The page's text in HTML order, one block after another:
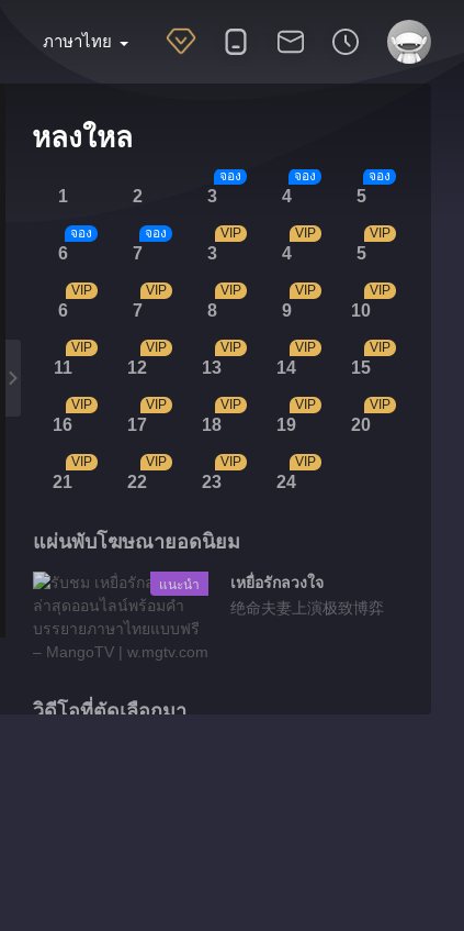
ภาษาไทย
หลงใหล
1 2 3
จอง
4
จอง
5
จอง
6
จอง
7
จอง
3
VIP
4
VIP
5
VIP
6
VIP
7
VIP
8
VIP
9
VIP
10
VIP
11
VIP
12
VIP
13
VIP
14
VIP
15
VIP
16
VIP
17
VIP
18
VIP
19
VIP
20
VIP
21
VIP
22
VIP
23
VIP
24
VIP
แผ่นพับโฆษณายอดนิยม
แนะนำ
เหยื่อรักลวงใจ
绝命夫妻上演极致博弈
วิดีโอที่ตัดเลือกมา